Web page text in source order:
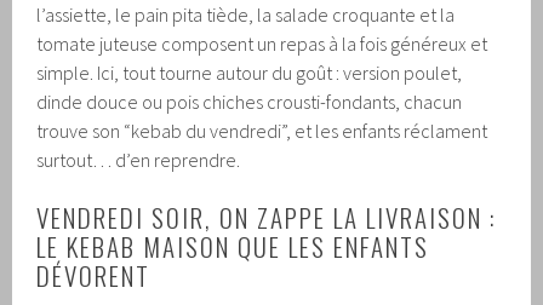
l’assiette, le pain pita tiède, la salade croquante et la
tomate juteuse composent un repas à la fois généreux et
simple. Ici, tout tourne autour du goût : version poulet,
dinde douce ou pois chiches crousti-fondants, chacun
trouve son “kebab du vendredi”, et les enfants réclament
surtout… d’en reprendre.
VENDREDI SOIR, ON ZAPPE LA LIVRAISON :
LE KEBAB MAISON QUE LES ENFANTS
DÉVORENT